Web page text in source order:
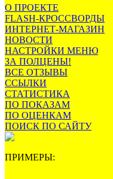
О ПРОЕКТЕ
FLASH-КРОССВОРДЫ
ИНТЕРНЕТ-МАГАЗИН
НОВОСТИ
НАСТРОЙКИ МЕНЮ
ЗА ПОЛЦЕНЫ!
ВСЕ ОТЗЫВЫ
ССЫЛКИ
СТАТИСТИКА
ПО ПОКАЗАМ
ПО ОЦЕНКАМ
ПОИСК ПО САЙТУ
ПРИМЕРЫ: